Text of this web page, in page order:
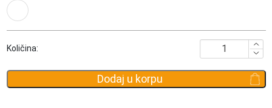
Količina:
Neseser
Roll
Road
Dodaj u korpu